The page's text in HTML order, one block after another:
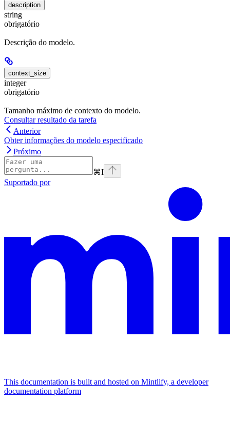
description
string
obrigatório
Descrição do modelo.
context_size
integer
obrigatório
Tamanho máximo de contexto do modelo.
Consultar resultado da tarefa
Anterior
Obter informações do modelo especificado
Próximo
⌘I
Suportado por
This documentation is built and hosted on Mintlify, a developer
documentation platform